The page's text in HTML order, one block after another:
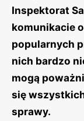
Inspektorat
komunikacie
popularnych
nich bardzo
mogą
się
sprawy.